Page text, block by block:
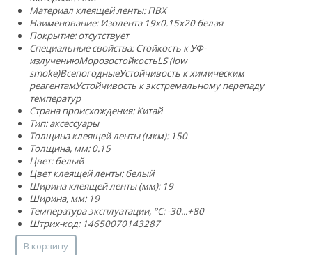
Материал клеящей ленты: ПВХ
Наименование: Изолента 19х0.15х20 белая
Покрытие: отсутствует
Специальные свойства:Стойкость к УФ-
излучениюМорозостойкостьLS (low
smoke)ВсепогодныеУстойчивость к химическим
реагентамУстойчивость к экстремальному перепаду
температур
Страна происхождения: Китай
Тип: аксессуары
Толщина клеящей ленты (мкм): 150
Толщина, мм: 0.15
Цвет: белый
Цвет клеящей ленты: белый
Ширина клеящей ленты (мм): 19
Ширина, мм: 19
Температура эксплуатации, °C: -30...+80
Штрих-код: 14650070143287
В корзину